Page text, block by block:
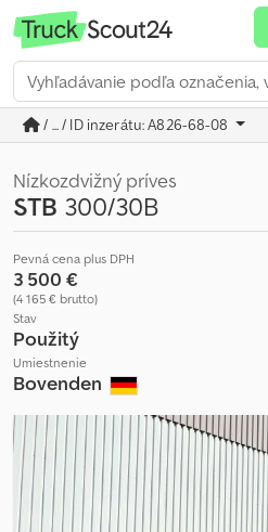
/ ... / ID inzerátu: A826-68-08
Nízkozdvižný príves
STB 300/30B
Pevná cena plus DPH
3 500 €
(4 165 € brutto)
Stav
Použitý
Umiestnenie
Bovenden